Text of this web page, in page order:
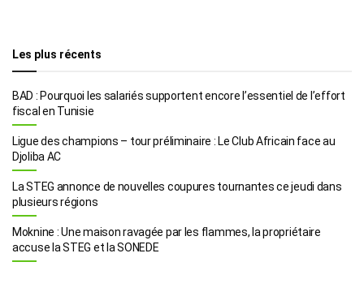
Les plus récents
BAD : Pourquoi les salariés supportent encore l’essentiel de l’effort
fiscal en Tunisie
Ligue des champions – tour préliminaire : Le Club Africain face au
Djoliba AC
La STEG annonce de nouvelles coupures tournantes ce jeudi dans
plusieurs régions
Moknine : Une maison ravagée par les flammes, la propriétaire
accuse la STEG et la SONEDE